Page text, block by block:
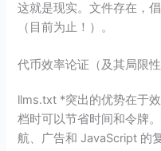
这就是现实。文件存在，
（目前为止！）。
代币效率论证（及其局限性
llms.txt *突出的优势在于
档时可以节省时间和令牌
航、广告和 JavaScript 的